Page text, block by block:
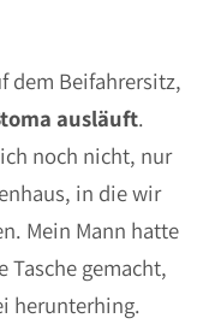
dem Beifahrersitz,
ausläuft.
noch nicht, nur
in die wir
Mein Mann hatte
Tasche gemacht,
herunterhing.